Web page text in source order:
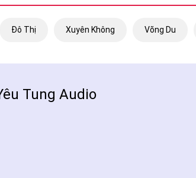
Đô Thị Xuyên Không Võng Du
Tung Audio